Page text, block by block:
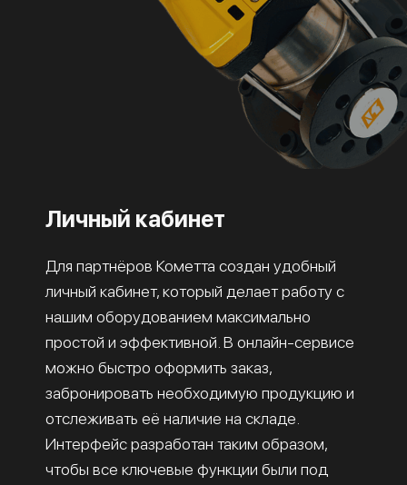
Личный кабинет
Для партнёров Кометта создан удобный
личный кабинет, который делает работу с
нашим оборудованием максимально
простой и эффективной. В онлайн-сервисе
можно быстро оформить заказ,
забронировать необходимую продукцию и
отслеживать её наличие на складе.
Интерфейс разработан таким образом,
чтобы все ключевые функции были под